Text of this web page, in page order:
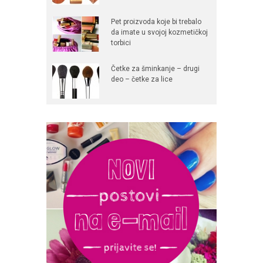
Pet proizvoda koje bi trebalo
da imate u svojoj kozmetičkoj
torbici
Četke za šminkanje – drugi
deo – četke za lice